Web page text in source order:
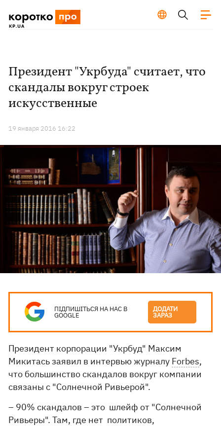
Президент "Укрбуда" считает, что
скандалы вокруг строек
искусственные
19 января 2016 16:22
ПІДПИШІТЬСЯ НА НАС В
GOOGLE
ДОДАТИ
ЗАРАЗ
Президент корпорации "Укрбуд" Максим
Микитась заявил в интервью журналу Forbes,
что большинство скандалов вокруг компании
связаны с "Солнечной Ривьерой".
– 90% скандалов – это шлейф от "Солнечной
Ривьеры". Там, где нет политиков,